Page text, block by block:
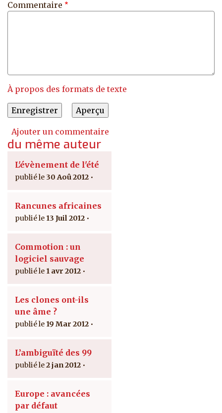
Commentaire
À propos des formats de texte
Ajouter un commentaire
du même auteur
L'évènement de l'été
30 Aoû 2012
Rancunes africaines
13 Juil 2012
Commotion : un
logiciel sauvage
1 avr 2012
Les clones ont-ils
une âme ?
19 Mar 2012
L’ambiguïté des 99
2 jan 2012
Europe : avancées
par défaut